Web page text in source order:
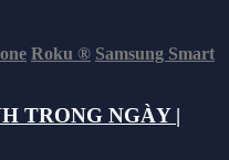
Roku ® Samsung Smart
TRONG NGÀY |